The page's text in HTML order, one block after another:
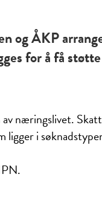
og ÅKP
for å få
næringslivet.
ligger i